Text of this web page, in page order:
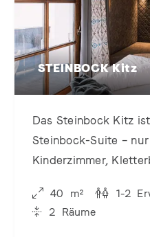
STEINBOCK Kitz
Das Steinbock Kitz
Steinbock-Suite –
Kinderzimmer,
1-2
40
m²
2 Räume